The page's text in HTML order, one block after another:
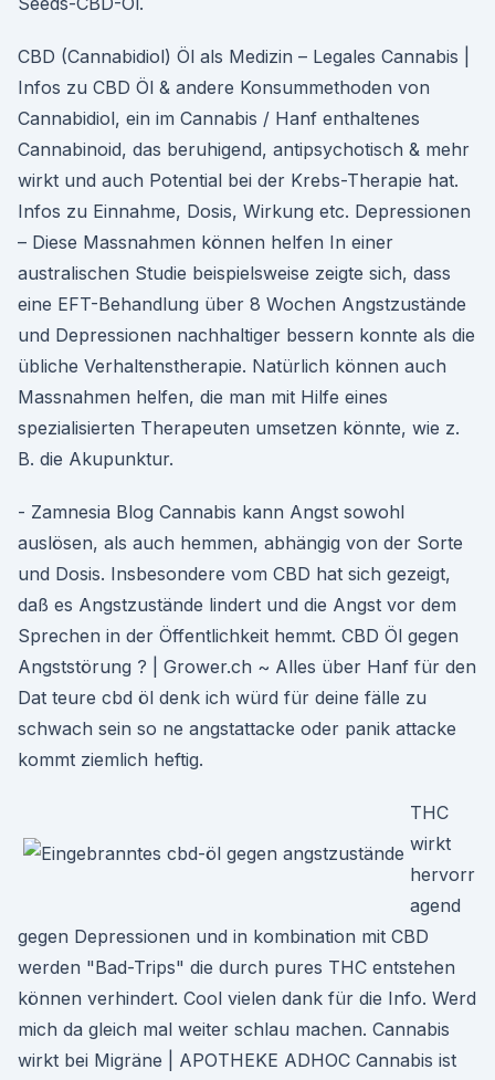
CBD (Cannabidiol) Öl als Medizin – Legales Cannabis |
Infos zu CBD Öl & andere Konsummethoden von
Cannabidiol, ein im Cannabis / Hanf enthaltenes
Cannabinoid, das beruhigend, antipsychotisch & mehr
wirkt und auch Potential bei der Krebs-Therapie hat.
Infos zu Einnahme, Dosis, Wirkung etc. Depressionen
– Diese Massnahmen können helfen In einer
australischen Studie beispielsweise zeigte sich, dass
eine EFT-Behandlung über 8 Wochen Angstzustände
und Depressionen nachhaltiger bessern konnte als die
übliche Verhaltenstherapie. Natürlich können auch
Massnahmen helfen, die man mit Hilfe eines
spezialisierten Therapeuten umsetzen könnte, wie z.
B. die Akupunktur.
- Zamnesia Blog Cannabis kann Angst sowohl
auslösen, als auch hemmen, abhängig von der Sorte
und Dosis. Insbesondere vom CBD hat sich gezeigt,
daß es Angstzustände lindert und die Angst vor dem
Sprechen in der Öffentlichkeit hemmt. CBD Öl gegen
Angststörung ? | Grower.ch ~ Alles über Hanf für den
Dat teure cbd öl denk ich würd für deine fälle zu
schwach sein so ne angstattacke oder panik attacke
kommt ziemlich heftig.
THC
wirkt
hervorr
agend
gegen Depressionen und in kombination mit CBD
werden "Bad-Trips" die durch pures THC entstehen
können verhindert. Cool vielen dank für die Info. Werd
mich da gleich mal weiter schlau machen. Cannabis
wirkt bei Migräne | APOTHEKE ADHOC Cannabis ist